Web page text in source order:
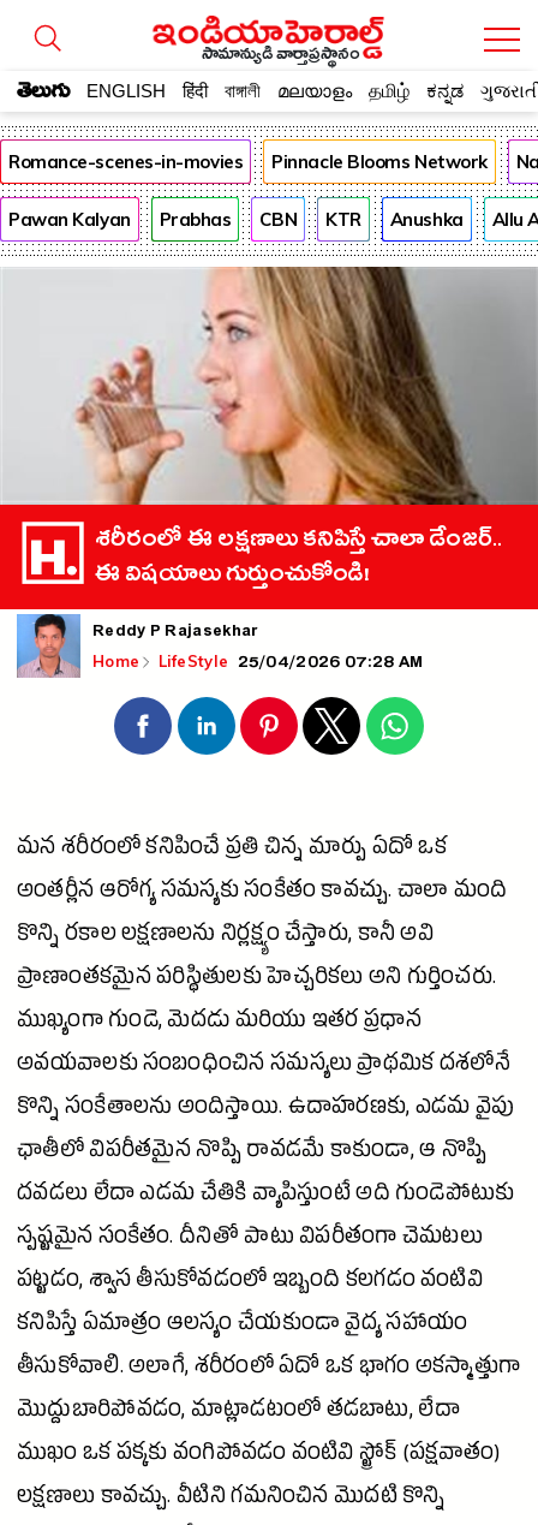
సామాన్యుడి వార్తాప్రస్థానం
తెలుగు ENGLISH हिंदी বাঙ্গালী മലയാളം தமிழ் ಕನ್ನಡ
Romance-scenes-in-movies Pinnacle Blooms Network
Pawan Kalyan Prabhas CBN KTR Anushka Allu
శరీరంలో ఈ లక్షణాలు కనిపిస్తే చాలా డేంజర్..
ఈ విషయాలు గుర్తుంచుకోండి!
Reddy P Rajasekhar
Home LifeStyle 25/04/2026 07:28 AM
మన శరీరంలో కనిపించే ప్రతి చిన్న మార్పు ఏదో ఒక
అంతర్లీన ఆరోగ్య సమస్యకు సంకేతం కావచ్చు. చాలా మంది
కొన్ని రకాల లక్షణాలను నిర్లక్ష్యం చేస్తారు, కానీ అవి
ప్రాణాంతకమైన పరిస్థితులకు హెచ్చరికలు అని గుర్తించరు.
ముఖ్యంగాగుండె, మెదడు మరియు ఇతర ప్రధాన
అవయవాలకు సంబంధించిన సమస్యలు ప్రాథమిక దశలోనే
కొన్ని సంకేతాలను అందిస్తాయి. ఉదాహరణకు, ఎడమ వైపు
ఛాతీలో విపరీతమైన నొప్పి రావడమే కాకుండా, ఆ నొప్పి
దవడలు లేదా ఎడమ చేతికి వ్యాపిస్తుంటే అది గుండెపోటుకు
స్పష్టమైన సంకేతం. దీనితో పాటు విపరీతంగా చెమటలు
పట్టడం, శ్వాస తీసుకోవడంలో ఇబ్బంది కలగడం వంటివి
కనిపిస్తే ఏమాత్రం ఆలస్యం చేయకుండా వైద్య సహాయం
తీసుకోవాలి. అలాగే, శరీరంలో ఏదో ఒక భాగం అకస్మాత్తుగా
మొద్దుబారిపోవడం, మాట్లాడటంలో తడబాటు, లేదా
ముఖం ఒక పక్కకు వంగిపోవడం వంటివి స్ట్రోక్ (పక్షవాతం)
లక్షణాలు కావచ్చు. వీటిని గమనించిన మొదటి కొన్ని